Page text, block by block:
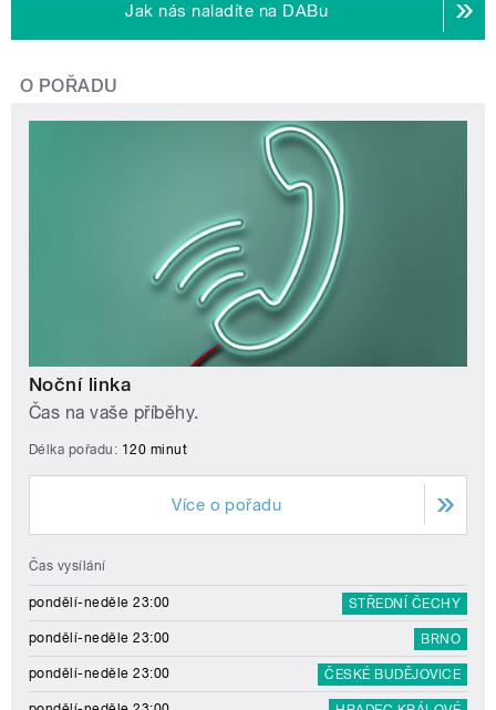
Jak nás naladíte na DABu
O POŘADU
Noční linka
Čas na vaše příběhy.
Délka pořadu: 120 minut
Více o pořadu
Čas vysílání
pondělí-neděle 23:00 STŘEDNÍ ČECHY
pondělí-neděle 23:00 BRNO
pondělí-neděle 23:00 ČESKÉ BUDĚJOVICE